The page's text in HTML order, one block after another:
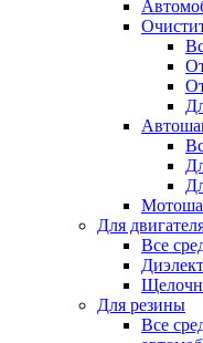
Для
Все
Для резины
Все